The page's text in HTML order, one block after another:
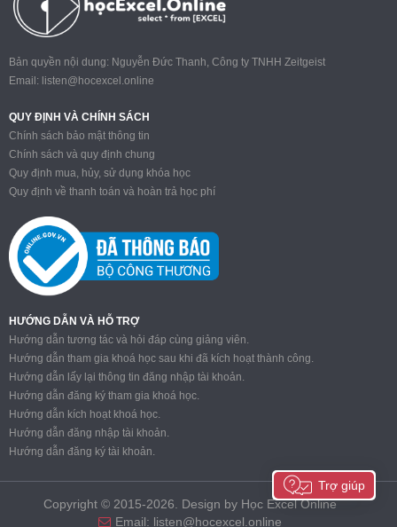
Bản quyền nội dung: Nguyễn Đức Thanh, Công ty TNHH Zeitgeist
Email: listen@hocexcel.online
QUY ĐỊNH VÀ CHÍNH SÁCH
Chính sách bảo mật thông tin
Chính sách và quy định chung
Quy định mua, hủy, sử dụng khóa học
Quy định về thanh toán và hoàn trả học phí
HƯỚNG DẪN VÀ HỖ TRỢ
Hướng dẫn tương tác và hỏi đáp cùng giảng viên.
Hướng dẫn tham gia khoá học sau khi đã kích hoạt thành công.
Hướng dẫn lấy lại thông tin đăng nhập tài khoản.
Hướng dẫn đăng ký tham gia khoá học.
Hướng dẫn kích hoạt khoá học.
Hướng dẫn đăng nhập tài khoản.
Hướng dẫn đăng ký tài khoản.
Copyright © 2015-2026. Design by Học Excel Online
Email: listen@hocexcel.online
Trợ giúp